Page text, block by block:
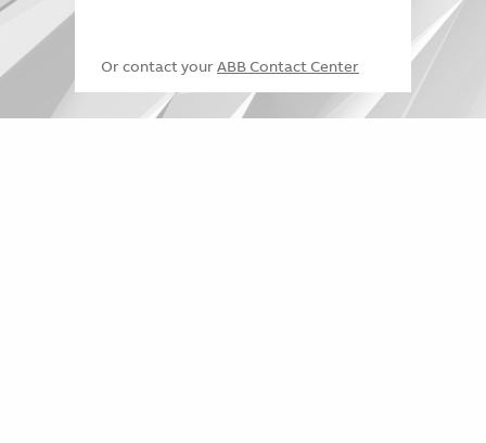
Or contact your ABB Contact Center